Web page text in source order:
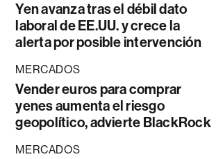
Yen avanza tras el débil dato
laboral de EE.UU. y crece la
alerta por posible intervención
MERCADOS
Vender euros para comprar
yenes aumenta el riesgo
geopolítico, advierte BlackRock
MERCADOS